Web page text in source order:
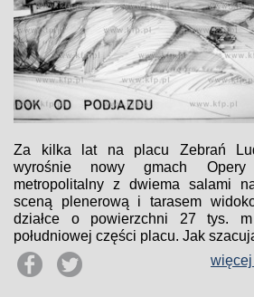
Za kilka lat na placu Zebrań
wyrośnie nowy gmach Opery
metropolitalny z dwiema salami
sceną plenerową i tarasem
działce o powierzchni 27 tys.
południowej części placu. Jak
więcej